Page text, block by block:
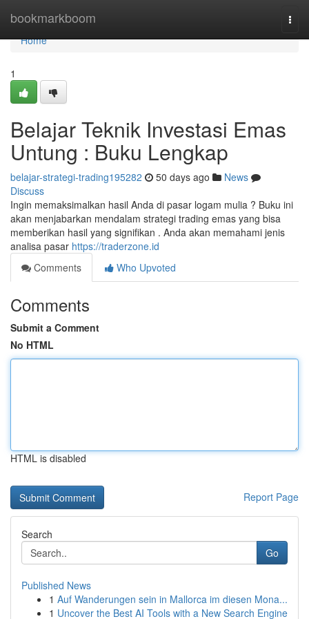
bookmarkboom
Home
Home
1
Belajar Teknik Investasi Emas
Untung : Buku Lengkap
belajar-strategi-trading195282 50 days ago
News
Discuss
Ingin memaksimalkan hasil Anda di pasar logam mulia ? Buku ini
akan menjabarkan mendalam strategi trading emas yang bisa
memberikan hasil yang signifikan . Anda akan memahami jenis
analisa pasar https://traderzone.id
Comments
Who Upvoted
Comments
Submit a Comment
No HTML
HTML is disabled
Report Page
Search
Go
Published News
1 Auf Wanderungen sein in Mallorca im diesen Mona...
1 Uncover the Best AI Tools with a New Search Engine